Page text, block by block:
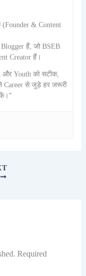
& Content
हैं, जो BSEB
Creator हैं।
और Youth को सटीक,
Career से जुड़े हर जरूरी
Required